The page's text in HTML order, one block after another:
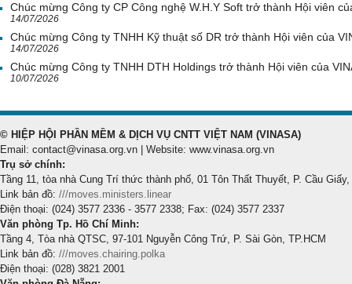
Chúc mừng Công ty CP Công nghệ W.H.Y Soft trở thành Hội viên
14/07/2026
Chúc mừng Công ty TNHH Kỹ thuật số DR trở thành Hội viên của
14/07/2026
Chúc mừng Công ty TNHH DTH Holdings trở thành Hội viên của
10/07/2026
© HIỆP HỘI PHẦN MỀM & DỊCH VỤ CNTT VIỆT NAM (VINASA)
Email: contact@vinasa.org.vn | Website: www.vinasa.org.vn
Trụ sở chính:
Tầng 11, tòa nhà Cung Trí thức thành phố, 01 Tôn Thất Thuyết, P. Cầu Giấy,
Link bản đồ: ///moves.ministers.linear
Điện thoại: (024) 3577 2336 - 3577 2338; Fax: (024) 3577 2337
Văn phòng Tp. Hồ Chí Minh:
Tầng 4, Tòa nhà QTSC, 97-101 Nguyễn Công Trứ, P. Sài Gòn, TP.HCM
Link bản đồ: ///moves.chairing.polka
Điện thoại: (028) 3821 2001